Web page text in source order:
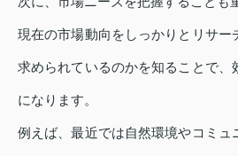
現在の市場動向をしっかりとリサー
求められているのかを知ることで、
になります。
例えば、最近では自然環境やコミュ